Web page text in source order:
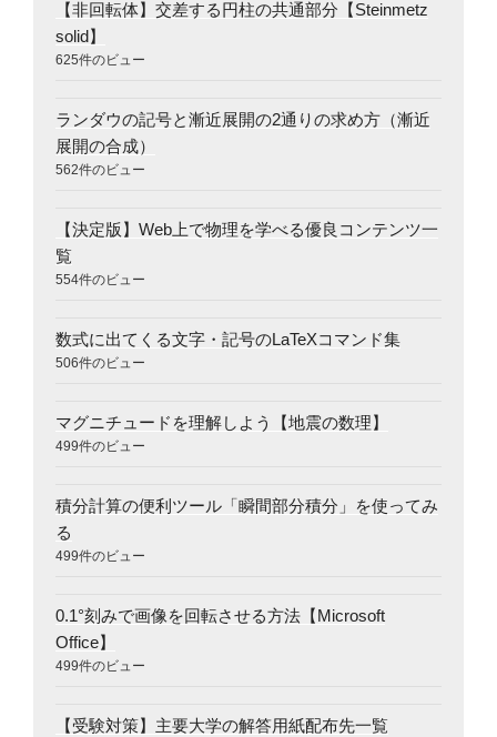
【非回転体】交差する円柱の共通部分【Steinmetz
solid】
625件のビュー
ランダウの記号と漸近展開の2通りの求め方（漸近
展開の合成）
562件のビュー
【決定版】Web上で物理を学べる優良コンテンツ一
覧
554件のビュー
数式に出てくる文字・記号のLaTeXコマンド集
506件のビュー
マグニチュードを理解しよう【地震の数理】
499件のビュー
積分計算の便利ツール「瞬間部分積分」を使ってみ
る
499件のビュー
0.1°刻みで画像を回転させる方法【Microsoft
Office】
499件のビュー
【受験対策】主要大学の解答用紙配布先一覧